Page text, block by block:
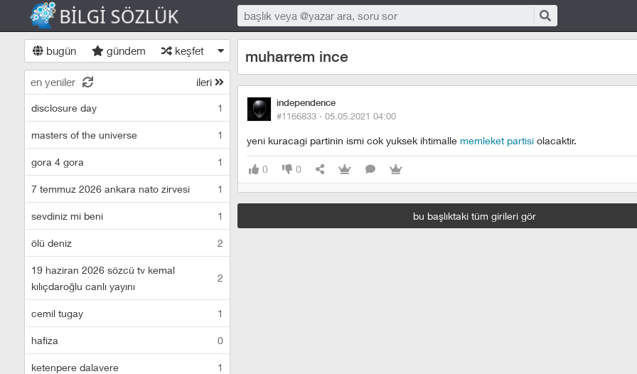
bugün gündem keşfet
en yeniler ileri
disclosure day 1
masters of the universe 1
gora 4 gora 1
7 temmuz 2026 ankara nato zirvesi 1
sevdiniz mi beni 1
ölü deniz 2
19 haziran 2026 sözcü tv kemal
kılıçdaroğlu canlı yayını
2
cemil tugay 1
hafiza 0
ketenpere dalavere 1
muharrem ince
independence
#1166833 · 05.05.2021 04:00
yeni kuracagi partinin ismi cok yuksek ihtimalle memleket partisi olacaktir.
0 0
bu başlıktaki tüm girileri gör